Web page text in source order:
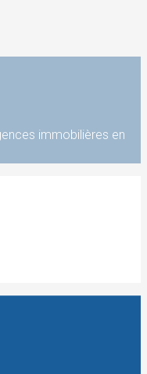
immobilières en